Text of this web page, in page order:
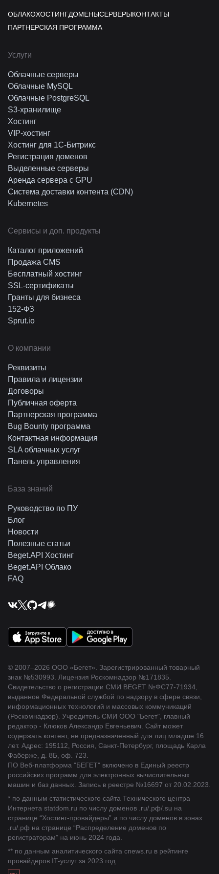
ОБЛАКОХОСТИНГДОМЕНЫСЕРВЕРЫКОНТАКТЫ
ПАРТНЕРСКАЯ ПРОГРАММА
Услуги
Облачные серверы
Облачные MySQL
Облачные PostgreSQL
S3-хранилище
Хостинг
VIP-хостинг
Хостинг для 1C-Битрикс
Регистрация доменов
Выделенные серверы
Аренда сервера с GPU
Система доставки контента (CDN)
Kubernetes
Cервисы и доп. продукты
Каталог приложений
Продажа CMS
Бесплатный хостинг
SSL-сертификаты
Гранты для бизнеса
152-ФЗ
Sprut.io
О компании
Реквизиты
Правила и лицензии
Договоры
Публичная оферта
Партнерская программа
Bug Bounty программа
Контактная информация
SLA облачных услуг
Панель управления
База знаний
Руководство по ПУ
Блог
Новости
Полезные статьи
Beget.API Хостинг
Beget.API Облако
FAQ
© 2007–2026 ООО «Бегет». Зарегистрированный товарный
знак №530993 Лицензия Роскомнадзор №171835
Свидетельство о регистрации СМИ BEGET №ФС77-71934
выданное Федеральной службой по надзору в сфере связи,
информационных технологий и массовых коммуникаций
(Роскомнадзор). Учредитель СМИ ООО "Бегет", главный
редактор - Клюков Александр Евгеньевич. Сайт может
содержать контент, не предназначенный для лиц младше 16
лет. Адрес: 195112, Россия, Санкт-Петербург, площадь Карла
Фаберже, д. 8Б, оф. 723.
ПО Веб-платформа "БЕГЕТ" включено в Единый реестр
российских программ для электронных вычислительных
машин и баз данных. Запись в реестре №16697 от 20.02.2023
* по данным статистического сайта Технического центра
Интернета statdom.ru по числу доменов .ru/.рф/.su на
странице “Хостинг-провайдеры” и по числу доменов в зонах
.ru/.рф на странице “Распределение доменов по
регистраторам” на июнь 2024 года.
** по данным аналитического сайта cnews.ru в рейтинге
провайдеров IT-услуг за 2023 год.